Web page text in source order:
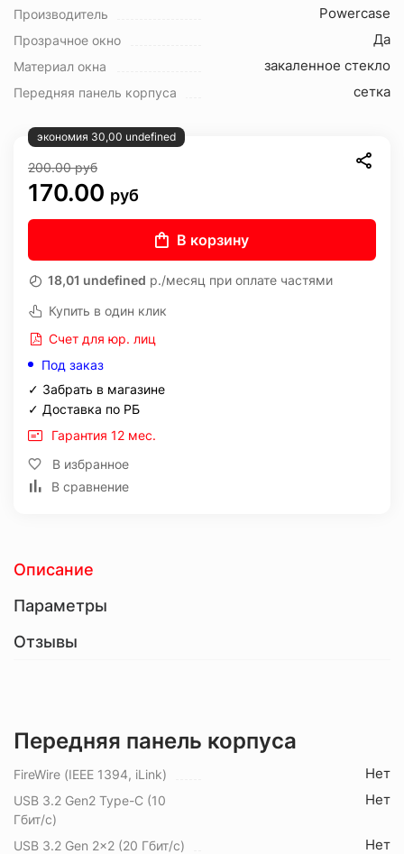
Производитель Powercase
Прозрачное окно Да
Материал окна закаленное стекло
Передняя панель корпуса сетка
экономия 30,00 undefined
200.00руб
170.00 руб
В корзину
18,01 undefined р./месяц при оплате частями
Купить в один клик
Счет для юр. лиц
Под заказ
✓ Забрать в магазине
✓ Доставка по РБ
Гарантия 12 мес.
В избранное
В сравнение
Описание
Параметры
Отзывы
Передняя панель корпуса
FireWire (IEEE 1394, iLink) Нет
USB 3.2 Gen2 Type-C (10
Гбит/с)
Нет
USB 3.2 Gen 2x2 (20 Гбит/с) Нет